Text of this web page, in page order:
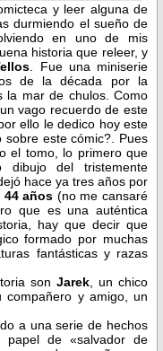
y leer alguna de
durmiendo el sueño de
en uno de mis
historia que releer, y
. Fue una miniserie
de la década por la
la mar de chulos. Como
vago recuerdo de este
ello le dedico hoy este
este cómic?. Pues
el tomo, lo primero que
del tristemente
hace ya tres años por
44 años (no me cansaré
que es una auténtica
hay que decir que
formado por muchas
fantásticas y razas
son Jarek , un chico
y amigo, un
a una serie de hechos
papel de «salvador de